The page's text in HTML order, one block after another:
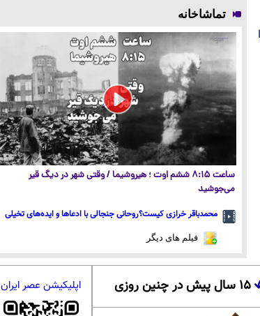
تماشاخانه
ساعت ۸:۱۵ ششم اوت ؛ هیروشیما / وقتی شهر در دیگ قیر
می‌جوشید
محمدباقر خرازی کیست؟روحانی جنجالی با ادعاها و ایده‌های تخیلی
فیلم های دیگر
۱۵ سال پیش در چنین روزی اپلیکیشن عصر ایران